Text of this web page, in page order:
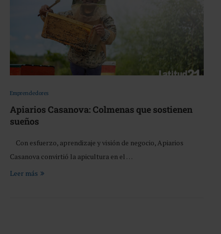
Emprendedores
Apiarios Casanova: Colmenas que sostienen
sueños
Con esfuerzo, aprendizaje y visión de negocio, Apiarios
Casanova convirtió la apicultura en el …
Leer más